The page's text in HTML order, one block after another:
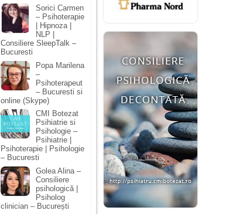
Sorici Carmen
– Psihoterapie
| Hipnoza |
NLP |
Consiliere SleepTalk –
Bucuresti
Popa Marilena
–
Psihoterapeut
– Bucuresti si
online (Skype)
CMI Botezat
Psihiatrie si
Psihologie –
Psihiatrie |
Psihoterapie | Psihologie
– Bucuresti
Golea Alina –
Consiliere
psihologică |
Psiholog
clinician – București